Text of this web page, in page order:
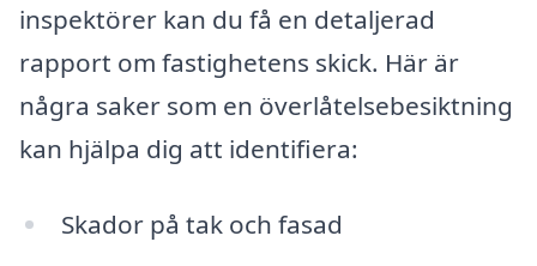
inspektörer kan du få en detaljerad
rapport om fastighetens skick. Här är
några saker som en överlåtelsebesiktning
kan hjälpa dig att identifiera:
Skador på tak och fasad